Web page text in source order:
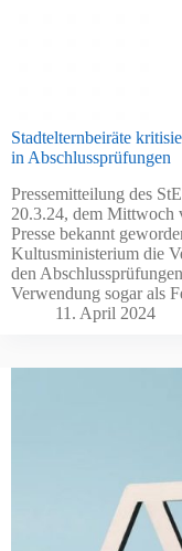
Stadtelternbeiräte
in Abschlussprüfungen
Pressemitteilung des
20.3.24, dem Mittwoch
Presse bekannt
Kultusministerium die
den
Verwendung sogar als
11. April 2024